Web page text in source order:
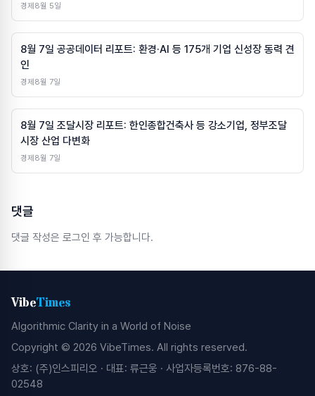
경제8월 5일
8월 7일 공공데이터 리포트: 환경·AI 등 175개 기업 신성장 동력 견
인
경제8월 7일
8월 7일 조달시장 리포트: 한인종합건축사 등 강소기업, 정부조달
시장 산업 다변화
경제8월 7일
댓글
댓글 작성은 로그인 후 가능합니다.
VibeTimes
Algorithmic Clarity in a World of Noise
Copyright © 2026 VibeTimes. All rights reserved.
상호: (주)인스피리오 · 대표: 류근웅 · 사업자등록번호: 876-88-
02548